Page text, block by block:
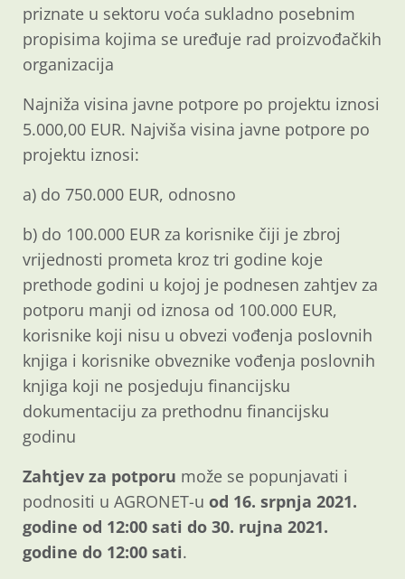
priznate u sektoru voća sukladno posebnim
propisima kojima se uređuje rad proizvođačkih
organizacija
Najniža visina javne potpore po projektu iznosi
5.000,00 EUR. Najviša visina javne potpore po
projektu iznosi:
a) do 750.000 EUR, odnosno
b) do 100.000 EUR za korisnike čiji je zbroj
vrijednosti prometa kroz tri godine koje
prethode godini u kojoj je podnesen zahtjev za
potporu manji od iznosa od 100.000 EUR,
korisnike koji nisu u obvezi vođenja poslovnih
knjiga i korisnike obveznike vođenja poslovnih
knjiga koji ne posjeduju financijsku
dokumentaciju za prethodnu financijsku
godinu
Zahtjev za potporu može se popunjavati i
podnositi u AGRONET-u od 16. srpnja 2021.
godine od 12:00 sati do 30. rujna 2021.
godine do 12:00 sati.